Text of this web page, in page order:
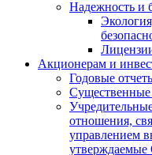
Надежность и
Акционерам и
Годовые
отношения,
управлением